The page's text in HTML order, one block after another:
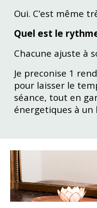
Oui. C’est même
Quel est le
Chacune ajuste à
Je preconise 1
pour laisser le
séance, tout en
énergetiques à